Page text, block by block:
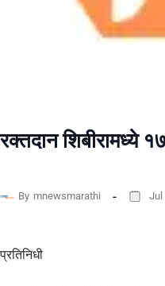
रक्तदान शिबीरामध्ये
By mnewsmarathi Jul
प्रतिनिधी